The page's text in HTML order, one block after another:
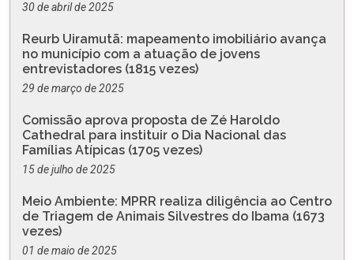
30 de abril de 2025
Reurb Uiramutã: mapeamento imobiliário avança
no município com a atuação de jovens
entrevistadores (1815 vezes)
29 de março de 2025
Comissão aprova proposta de Zé Haroldo
Cathedral para instituir o Dia Nacional das
Famílias Atípicas (1705 vezes)
15 de julho de 2025
Meio Ambiente: MPRR realiza diligência ao Centro
de Triagem de Animais Silvestres do Ibama (1673
vezes)
01 de maio de 2025